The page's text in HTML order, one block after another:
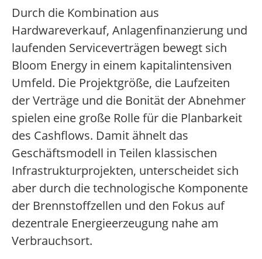
Durch die Kombination aus
Hardwareverkauf, Anlagenfinanzierung und
laufenden Serviceverträgen bewegt sich
Bloom Energy in einem kapitalintensiven
Umfeld. Die Projektgröße, die Laufzeiten
der Verträge und die Bonität der Abnehmer
spielen eine große Rolle für die Planbarkeit
des Cashflows. Damit ähnelt das
Geschäftsmodell in Teilen klassischen
Infrastrukturprojekten, unterscheidet sich
aber durch die technologische Komponente
der Brennstoffzellen und den Fokus auf
dezentrale Energieerzeugung nahe am
Verbrauchsort.